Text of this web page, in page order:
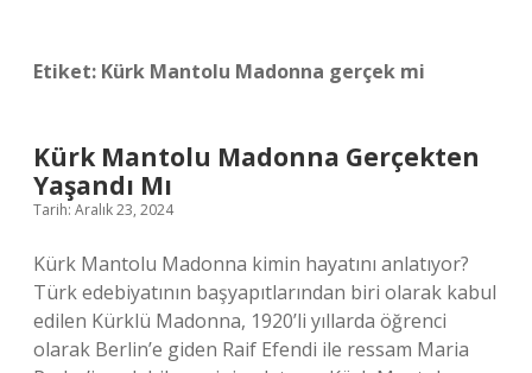
Etiket: Kürk Mantolu Madonna gerçek mi
Kürk Mantolu Madonna Gerçekten
Yaşandı Mı
Tarih: Aralık 23, 2024
Kürk Mantolu Madonna kimin hayatını anlatıyor?
Türk edebiyatının başyapıtlarından biri olarak kabul
edilen Kürklü Madonna, 1920’li yıllarda öğrenci
olarak Berlin’e giden Raif Efendi ile ressam Maria